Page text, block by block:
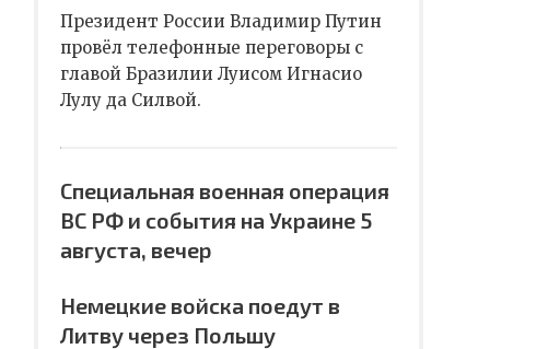
Президент России Владимир Путин
провёл телефонные переговоры с
главой Бразилии Луисом Игнасио
Лулу да Силвой.
Специальная военная операция
ВС РФ и события на Украине 5
августа, вечер
Немецкие войска поедут в
Литву через Польшу